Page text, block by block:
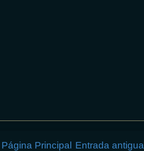
Entrada antigua
Página Principal